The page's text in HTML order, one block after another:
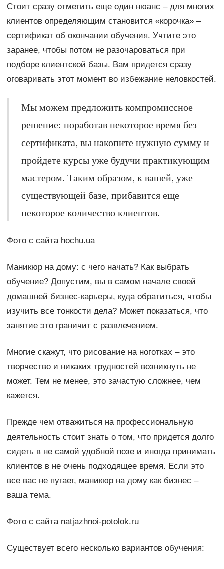
Стоит сразу отметить еще один нюанс – для многих
клиентов определяющим становится «корочка» –
сертификат об окончании обучения. Учтите это
заранее, чтобы потом не разочароваться при
подборе клиентской базы. Вам придется сразу
оговаривать этот момент во избежание неловкостей.
Мы можем предложить компромиссное
решение: поработав некоторое время без
сертификата, вы накопите нужную сумму и
пройдете курсы уже будучи практикующим
мастером. Таким образом, к вашей, уже
существующей базе, прибавится еще
некоторое количество клиентов.
Фото с сайта hochu.ua
Маникюр на дому: с чего начать? Как выбрать
обучение? Допустим, вы в самом начале своей
домашней бизнес-карьеры, куда обратиться, чтобы
изучить все тонкости дела? Может показаться, что
занятие это граничит с развлечением.
Многие скажут, что рисование на ноготках – это
творчество и никаких трудностей возникнуть не
может. Тем не менее, это зачастую сложнее, чем
кажется.
Прежде чем отважиться на профессиональную
деятельность стоит знать о том, что придется долго
сидеть в не самой удобной позе и иногда принимать
клиентов в не очень подходящее время. Если это
все вас не пугает, маникюр на дому как бизнес –
ваша тема.
Фото с сайта natjazhnoi-potolok.ru
Существует всего несколько вариантов обучения: